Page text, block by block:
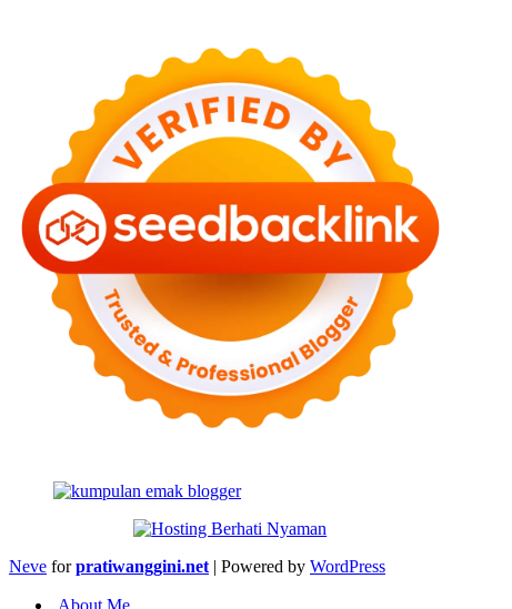
Neve forpratiwanggini.net | Powered by WordPress
About Me